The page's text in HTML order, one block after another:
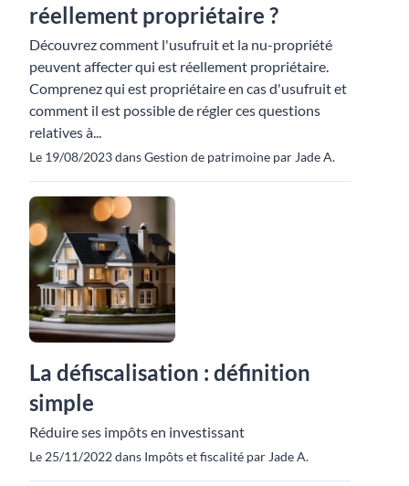
réellement propriétaire ?
Découvrez comment l'usufruit et la nu-propriété
peuvent affecter qui est réellement propriétaire.
Comprenez qui est propriétaire en cas d'usufruit et
comment il est possible de régler ces questions
relatives à...
Le 19/08/2023 dans Gestion de patrimoine par Jade A.
La défiscalisation : définition
simple
Réduire ses impôts en investissant
Le 25/11/2022 dans Impôts et fiscalité par Jade A.